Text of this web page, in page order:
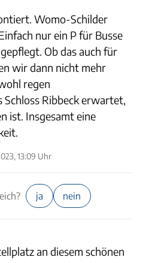
Womo-Schilder
nur ein P für Busse
Ob das auch für
wir dann nicht mehr
regen
Ribbeck erwartet,
ist. Insgesamt eine
13:09 Uhr
ja nein
an diesem schönen